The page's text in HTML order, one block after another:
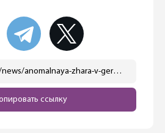
https://ostwest.tv/news/anomalnaya-zhara-v-germanii/
ссылку